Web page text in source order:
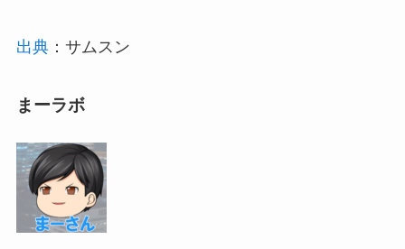
出典：サムスン
まーラボ